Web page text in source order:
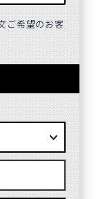
ご希望のお客